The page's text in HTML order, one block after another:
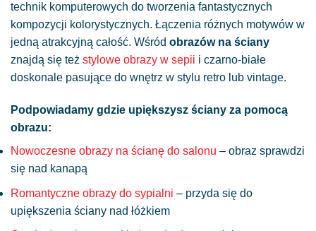
technik komputerowych do tworzenia fantastycznych
kompozycji kolorystycznych. Łączenia różnych motywów w
jedną atrakcyjną całość. Wśród obrazów na ściany
znajdą się też stylowe obrazy w sepii i czarno-białe
doskonale pasujące do wnętrz w stylu retro lub vintage.
Podpowiadamy gdzie upiększysz ściany za pomocą
obrazu:
Nowoczesne obrazy na ścianę do salonu – obraz sprawdzi
się nad kanapą
Romantyczne obrazy do sypialni – przyda się do
upiększenia ściany nad łóżkiem